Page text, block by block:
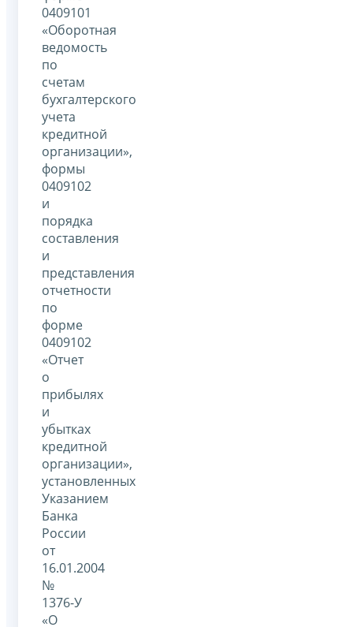
0409101
«Оборотная
ведомость
по
счетам
бухгалтерского
учета
кредитной
организации»,
формы
0409102
и
порядка
составления
и
представления
отчетности
по
форме
0409102
«Отчет
о
прибылях
и
убытках
кредитной
организации»,
установленных
Указанием
Банка
России
от
16.01.2004
№
1376-У
«О